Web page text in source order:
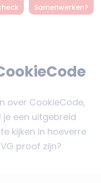
Samenwerken?
over CookieCode,
een uitgebreid
kijken in hoeverre
proof zijn?